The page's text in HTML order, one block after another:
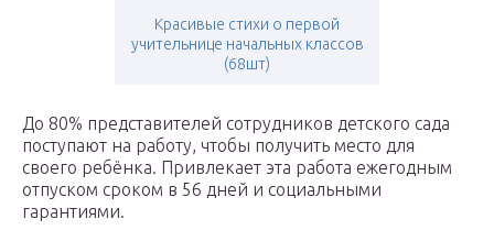
Красивые стихи о первой
учительнице начальных классов
(68шт)
До 80% представителей сотрудников детского сада
поступают на работу, чтобы получить место для
своего ребёнка. Привлекает эта работа ежегодным
отпуском сроком в 56 дней и социальными
гарантиями.